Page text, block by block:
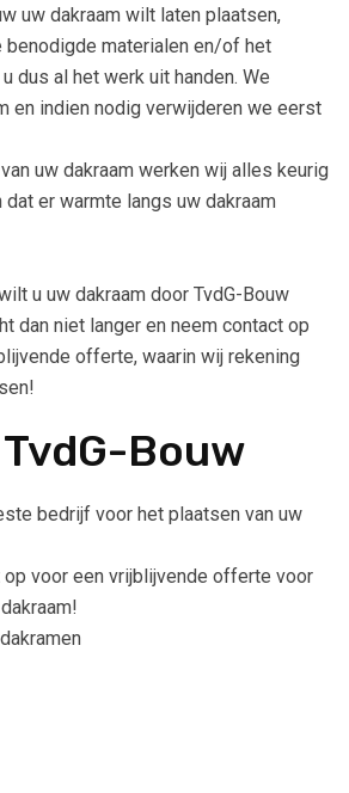
uw dakraam wilt laten plaatsen,
materialen en/of het
dus al het werk uit handen. We
en indien nodig verwijderen we eerst
uw dakraam werken wij alles keurig
er warmte langs uw dakraam
u uw dakraam door TvdG-Bouw
dan niet langer en neem contact op
offerte, waarin wij rekening
Bouw
bedrijf voor het plaatsen van uw
voor een vrijblijvende offerte voor